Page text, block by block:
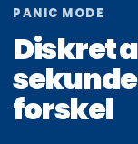
PANIC MODE
Diskret
forskel